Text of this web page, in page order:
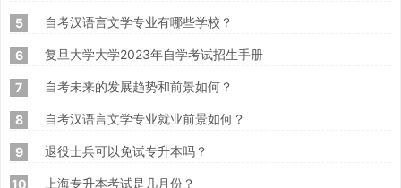
5 自考汉语言文学专业有哪些学校？
6 复旦大学大学2023年自学考试招生手册
7 自考未来的发展趋势和前景如何？
8 自考汉语言文学专业就业前景如何？
9 退役士兵可以免试专升本吗？
10 上海专升本考试是几月份？